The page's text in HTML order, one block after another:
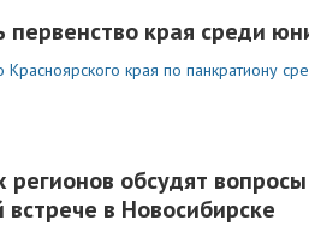
первенство края среди
Красноярского края по панкратиону
регионов обсудят
в Новосибирске